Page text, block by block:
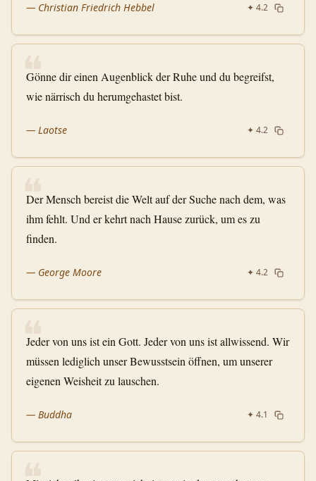
— Christian Friedrich Hebbel ✦ 4.2
❝
Gönne dir einen Augenblick der Ruhe und du begreifst,
wie närrisch du herumgehastet bist.
— Laotse ✦ 4.2
❝
Der Mensch bereist die Welt auf der Suche nach dem, was
ihm fehlt. Und er kehrt nach Hause zurück, um es zu
finden.
— George Moore ✦ 4.2
❝
Jeder von uns ist ein Gott. Jeder von uns ist allwissend. Wir
müssen lediglich unser Bewusstsein öffnen, um unserer
eigenen Weisheit zu lauschen.
— Buddha ✦ 4.1